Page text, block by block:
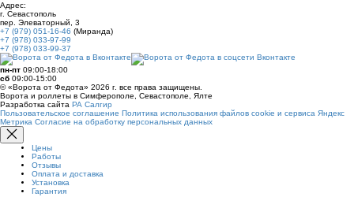
Адрес:
г. Севастополь
пер. Элеваторный, 3
+7 (979) 051-16-46 (Миранда)
+7 (978) 033-97-99
+7 (978) 033-99-37
пн-пт 09:00-18:00
сб 09:00-15:00
© «Ворота от Федота» 2026 г. все права защищены.
Ворота и роллеты в Симферополе, Севастополе, Ялте
Разработка сайта РА Салгир
Пользовательское соглашение Политика использования файлов cookie и сервиса Яндекс
Метрика Согласие на обработку персональных данных
Цены
Работы
Отзывы
Оплата и доставка
Установка
Гарантия